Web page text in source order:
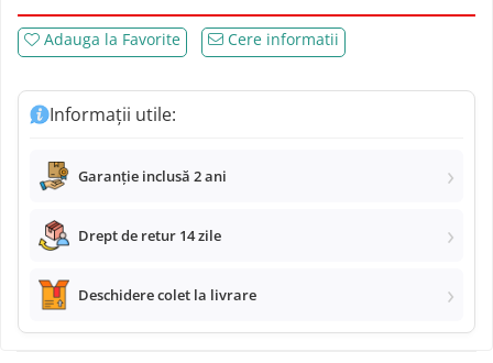
Navigatii Chevrolet
Navigatii Jeep
Navigatii Porsche
Navigatii Land Rover
Navigatii Iveco
Navigatii Chrysler
Adauga la Favorite Cere informatii
Informații utile:
Garanție inclusă 2 ani
Drept de retur 14 zile
Deschidere colet la livrare